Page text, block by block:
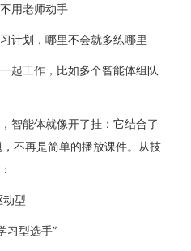
用老师动手
计划，哪里不会就多练哪里
起工作，比如多个智能体组队
智能体就像开了挂：它结合了
不再是简单的播放课件。从技
动型
习型选手”